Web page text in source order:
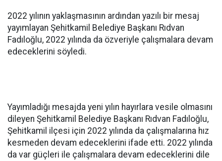
2022 yılının yaklaşmasının ardından yazılı bir mesaj
yayımlayan Şehitkamil Belediye Başkanı Rıdvan
Fadıloğlu, 2022 yılında da özveriyle çalışmalara devam
edeceklerini söyledi.
Yayımladığı mesajda yeni yılın hayırlara vesile olmasını
dileyen Şehitkamil Belediye Başkanı Rıdvan Fadıloğlu,
Şehitkamil ilçesi için 2022 yılında da çalışmalarına hız
kesmeden devam edeceklerini ifade etti. 2022 yılında
da var güçleri ile çalışmalara devam edeceklerini dile